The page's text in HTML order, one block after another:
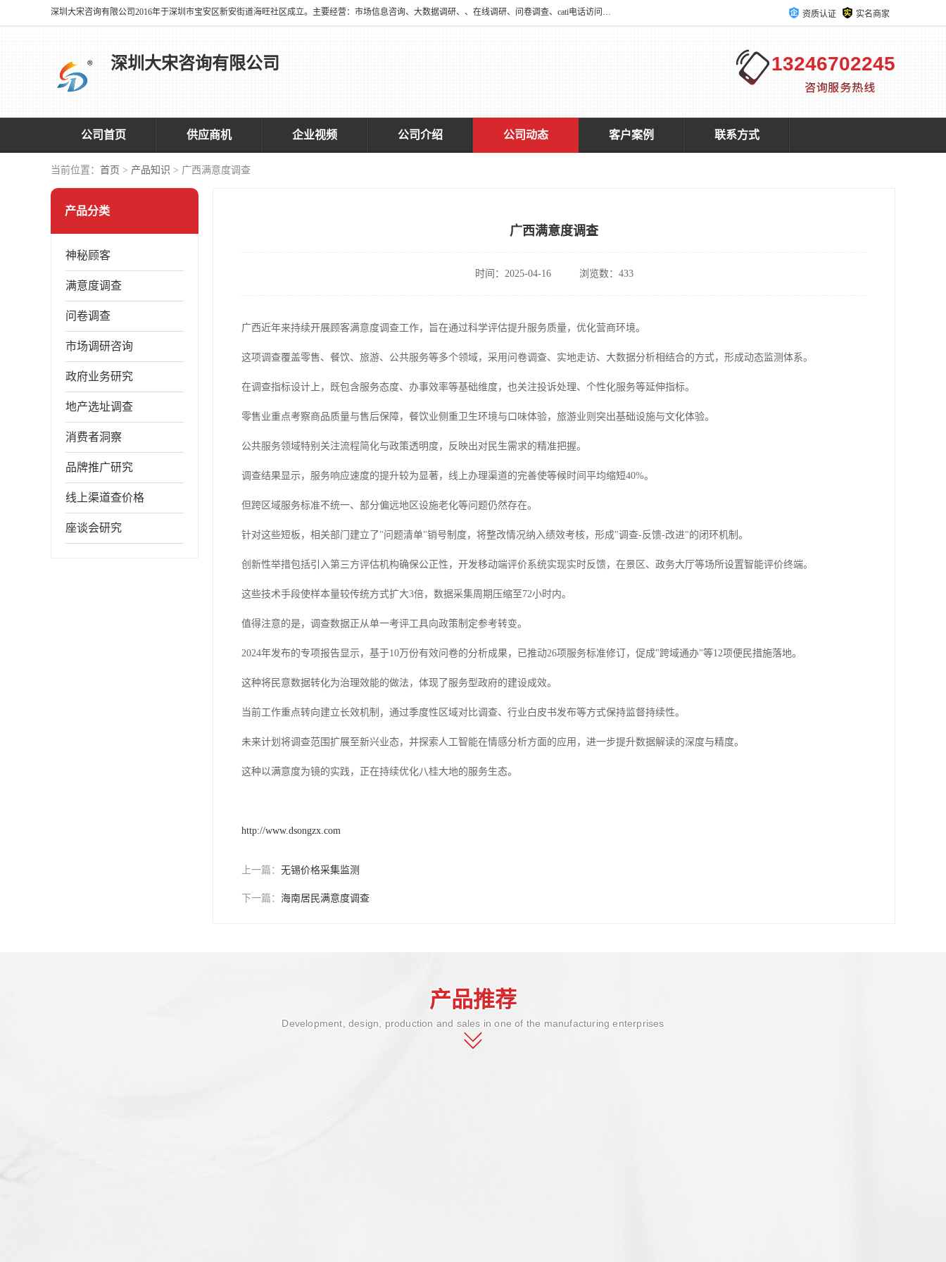
深圳大宋咨询有限公司2016年于深圳市宝安区新安街道海旺社区成立。主要经营：市场信息咨询、大数据调研、、在线调研、问卷调查、cati电话访问、神秘顾客调查、广告效果评估、消费者调查、大数据采集分析等，从事广告业务、国内贸易、数据采集、数据处理；公共文明测评。 资质认证 实名商家
深圳大宋咨询有限公司 13246702245
公司首页 供应商机 企业视频 公司介绍 公司动态 客户案例 联系方式
当前位置： 首页 > 产品知识 > 广西满意度调查
产品分类
神秘顾客
满意度调查
问卷调查
市场调研咨询
政府业务研究
地产选址调查
消费者洞察
品牌推广研究
线上渠道查价格
座谈会研究
广西满意度调查
时间：2025-04-16 浏览数：433
广西近年来持续开展顾客满意度调查工作，旨在通过科学评估提升服务质量，优化营商环境。
这项调查覆盖零售、餐饮、旅游、公共服务等多个领域，采用问卷调查、实地走访、大数据分析相结合的方式，形成动态监测体系。
在调查指标设计上，既包含服务态度、办事效率等基础维度，也关注投诉处理、个性化服务等延伸指标。
零售业重点考察商品质量与售后保障，餐饮业侧重卫生环境与口味体验，旅游业则突出基础设施与文化体验。
公共服务领域特别关注流程简化与政策透明度，反映出对民生需求的精准把握。
调查结果显示，服务响应速度的提升较为显著，线上办理渠道的完善使等候时间平均缩短40%。
但跨区域服务标准不统一、部分偏远地区设施老化等问题仍然存在。
针对这些短板，相关部门建立了"问题清单"销号制度，将整改情况纳入绩效考核，形成"调查-反馈-改进"的闭环机制。
创新性举措包括引入第三方评估机构确保公正性，开发移动端评价系统实现实时反馈，在景区、政务大厅等场所设置智能评价终端。
这些技术手段使样本量较传统方式扩大3倍，数据采集周期压缩至72小时内。
值得注意的是，调查数据正从单一考评工具向政策制定参考转变。
2024年发布的专项报告显示，基于10万份有效问卷的分析成果，已推动26项服务标准修订，促成"跨域通办"等12项便民措施落地。
这种将民意数据转化为治理效能的做法，体现了服务型政府的建设成效。
当前工作重点转向建立长效机制，通过季度性区域对比调查、行业白皮书发布等方式保持监督持续性。
未来计划将调查范围扩展至新兴业态，并探索人工智能在情感分析方面的应用，进一步提升数据解读的深度与精度。
这种以满意度为镜的实践，正在持续优化八桂大地的服务生态。
http://www.dsongzx.com
上一篇： 无锡价格采集监测
下一篇： 海南居民满意度调查
产品推荐
Development, design, production and sales in one of the manufacturing enterprises